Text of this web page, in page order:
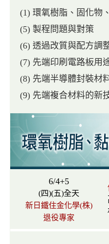
(1) 環氧樹脂、固化物
(5) 製程問題與對策
(6) 透過改質與配方調
(7) 先端印刷電路板用
(8) 先端半導體封裝材
(9) 先端複合材料的新
6/4+5
(四)(五)全天
新日鐵住金化學(株)
退役專家